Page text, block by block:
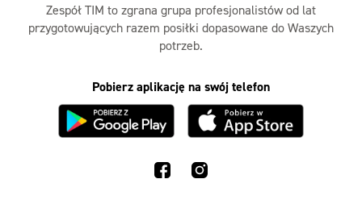
Zespół TIM to zgrana grupa profesjonalistów od lat
przygotowujących razem posiłki dopasowane do Waszych
potrzeb.
Pobierz aplikację na swój telefon